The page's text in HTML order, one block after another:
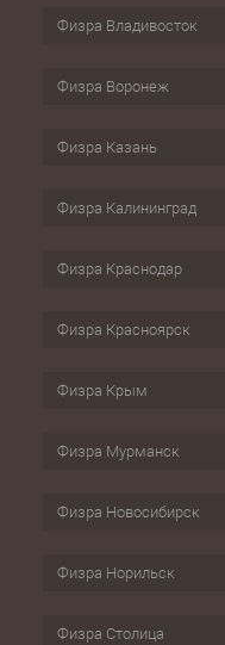
Физра Владивосток
Физра Воронеж
Физра Казань
Физра Калининград
Физра Краснодар
Физра Красноярск
Физра Крым
Физра Мурманск
Физра Новосибирск
Физра Норильск
Физра Столица